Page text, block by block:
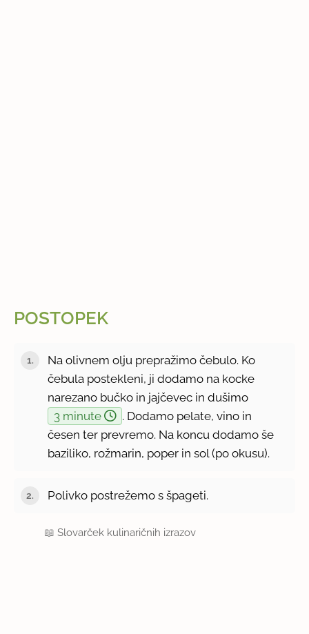
POSTOPEK
Na olivnem olju prepražimo čebulo. Ko
čebula postekleni, ji dodamo na kocke
narezano bučko in jajčevec in dušimo
3 minute
. Dodamo pelate, vino in
česen ter prevremo. Na koncu dodamo še
baziliko, rožmarin, poper in sol (po okusu).
Polivko postrežemo s špageti.
📖Slovarček kulinaričnih izrazov